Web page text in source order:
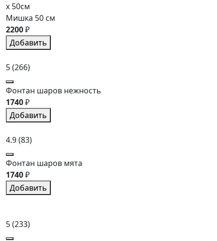
x 50см
Мишка 50 см
2200₽
Добавить
5(266)
Фонтан шаров нежность
1740₽
Добавить
4.9(83)
Фонтан шаров мята
1740₽
Добавить
5(233)